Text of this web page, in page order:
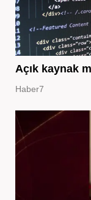
Açık kaynak
Haber7